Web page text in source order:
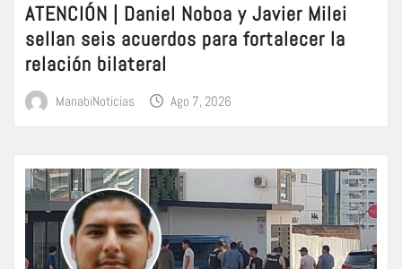
ATENCIÓN | Daniel Noboa y Javier Milei
sellan seis acuerdos para fortalecer la
relación bilateral
ManabiNoticias Ago 7, 2026